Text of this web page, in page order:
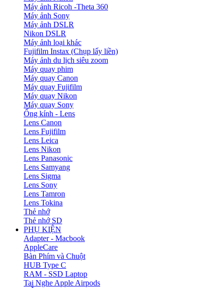
Máy ảnh Ricoh -Theta 360
Máy ảnh Sony
Máy ảnh DSLR
Nikon DSLR
Máy ảnh loại khác
Fujifilm Instax (Chụp lấy liền)
Máy ảnh du lịch siêu zoom
Máy quay phim
Máy quay Canon
Máy quay Fujifilm
Máy quay Nikon
Máy quay Sony
Ống kính - Lens
Lens Canon
Lens Fujifilm
Lens Leica
Lens Nikon
Lens Panasonic
Lens Samyang
Lens Sigma
Lens Sony
Lens Tamron
Lens Tokina
Thẻ nhớ
Thẻ nhớ SD
PHỤ KIỆN
Adapter - Macbook
AppleCare
Bàn Phím và Chuột
HUB Type C
RAM - SSD Laptop
Tai Nghe Apple Airpods